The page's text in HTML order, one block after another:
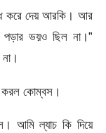
করে দেয় আরকি। আর
পড়ার ভয়ও ছিল না।”
করল কোম্বস।
আমি ল্যাচ কি দিয়ে